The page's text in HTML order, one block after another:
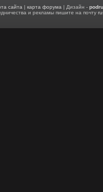
сайта |карта форума | Дизайн -
и рекламы пишите на почту